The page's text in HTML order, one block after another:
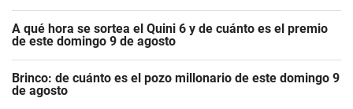
A qué hora se sortea el Quini 6 y de cuánto es el premio
de este domingo 9 de agosto
Brinco: de cuánto es el pozo millonario de este domingo 9
de agosto